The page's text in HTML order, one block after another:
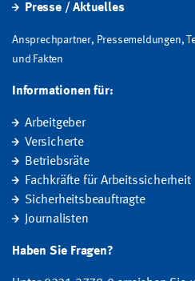
Presse / Aktuelles
Ansprechpartner, Pressemeldungen,
und Fakten
Informationen für:
Arbeitgeber
Versicherte
Betriebsräte
Fachkräfte für Arbeitssicherheit
Sicherheitsbeauftragte
Journalisten
Haben Sie Fragen?